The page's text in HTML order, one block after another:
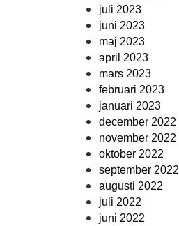
juli 2023
juni 2023
maj 2023
april 2023
mars 2023
februari 2023
januari 2023
december 2022
november 2022
oktober 2022
september 2022
augusti 2022
juli 2022
juni 2022